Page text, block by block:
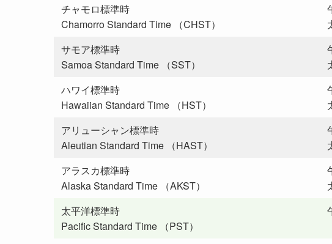
チャモロ標準時
Chamorro Standard Time （CHST）
サモア標準時
Samoa Standard Time （SST）
ハワイ標準時
Hawaiian Standard Time （HST）
アリューシャン標準時
Aleutian Standard Time （HAST）
アラスカ標準時
Alaska Standard Time （AKST）
太平洋標準時
Pacific Standard Time （PST）